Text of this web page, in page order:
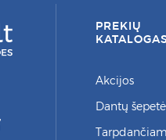
PREKIŲ
Akcijos
Dantų